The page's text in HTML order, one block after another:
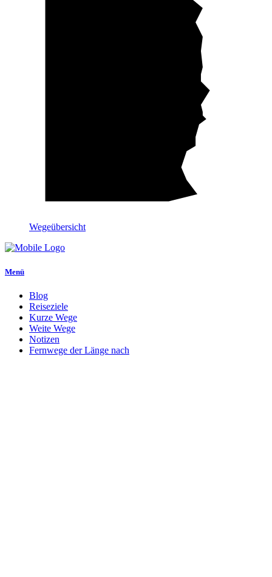
Wegeübersicht
Menü
Blog
Reiseziele
Kurze Wege
Weite Wege
Notizen
Fernwege der Länge nach